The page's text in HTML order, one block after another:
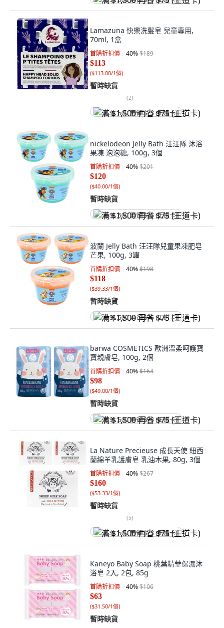
Lamazuna 快樂洗髮皂 兒童專用,
70ml, 1盒
首購折扣價 40%$189
$113
($113.00/1個)
暫時缺貨
(2)
满 $1,500 再省 $75 (王道卡)
nickelodeon Jelly Bath 汪汪隊 沐浴
果凍 泡泡糖, 100g, 3個
首購折扣價 40%$201
$120
($40.00/1個)
暫時缺貨
满 $1,500 再省 $75 (王道卡)
波蘭 Jelly Bath 汪汪隊兒童果凍肥皂
芒果, 100g, 3罐
首購折扣價 40%$198
$118
($39.33/1個)
暫時缺貨
满 $1,500 再省 $75 (王道卡)
barwa COSMETICS 歐洲溫柔呵護寶
寶親膚皂, 100g, 2個
首購折扣價 40%$164
$98
($49.00/1個)
暫時缺貨
满 $1,500 再省 $75 (王道卡)
La Nature Precieuse 成長天使 紐西
蘭綿羊乳護膚皂 乳油木果, 80g, 3個
首購折扣價 40%$267
$160
($53.33/1個)
暫時缺貨
(5)
满 $1,500 再省 $75 (王道卡)
Kaneyo Baby Soap 桃葉精華保濕沐
浴皂 2入, 2包, 85g
首購折扣價 40%$106
$63
($31.50/1個)
暫時缺貨